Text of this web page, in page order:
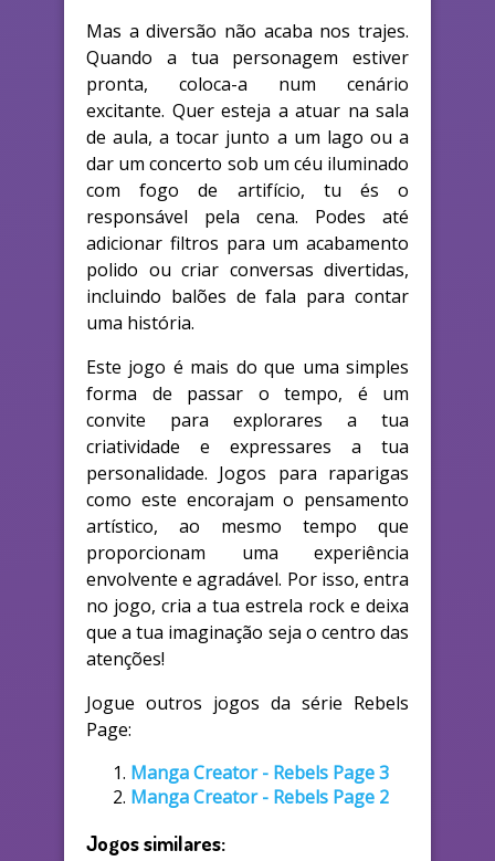
Mas a diversão não acaba nos trajes.
Quando a tua personagem estiver
pronta, coloca-a num cenário
excitante. Quer esteja a atuar na sala
de aula, a tocar junto a um lago ou a
dar um concerto sob um céu iluminado
com fogo de artifício, tu és o
responsável pela cena. Podes até
adicionar filtros para um acabamento
polido ou criar conversas divertidas,
incluindo balões de fala para contar
uma história.
Este jogo é mais do que uma simples
forma de passar o tempo, é um
convite para explorares a tua
criatividade e expressares a tua
personalidade. Jogos para raparigas
como este encorajam o pensamento
artístico, ao mesmo tempo que
proporcionam uma experiência
envolvente e agradável. Por isso, entra
no jogo, cria a tua estrela rock e deixa
que a tua imaginação seja o centro das
atenções!
Jogue outros jogos da série Rebels
Page:
Manga Creator - Rebels Page 3
Manga Creator - Rebels Page 2
Jogos similares: